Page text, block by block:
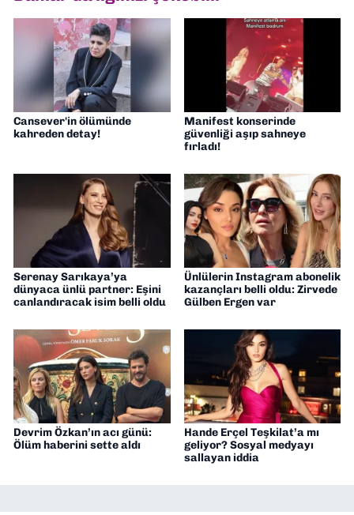
Cansever'in ölümünde
kahreden detay!
Manifest konserinde
güvenliği aşıp sahneye
fırladı!
Serenay Sarıkaya’ya
dünyaca ünlü partner: Eşini
canlandıracak isim belli oldu
Ünlülerin Instagram abonelik
kazançları belli oldu: Zirvede
Gülben Ergen var
Devrim Özkan’ın acı günü:
Ölüm haberini sette aldı
Hande Erçel Teşkilat’a mı
geliyor? Sosyal medyayı
sallayan iddia